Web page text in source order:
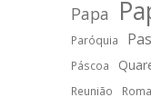
Papa
Paróquia
Páscoa
Reunião